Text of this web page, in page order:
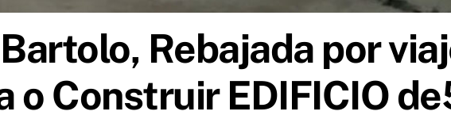
Rebajada por
o Construir EDIFICIO